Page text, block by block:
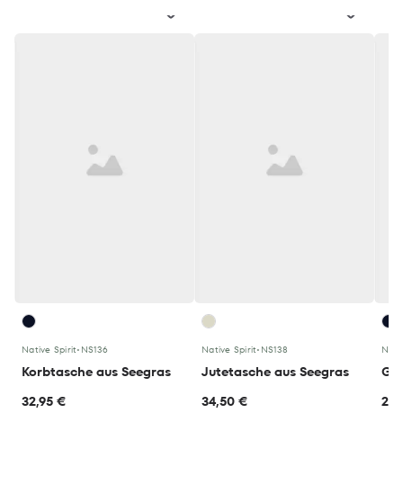
Native Spirit• NS136
Korbtasche aus Seegras
32,95 €
Native Spirit• NS138
Jutetasche aus Seegras
34,50 €